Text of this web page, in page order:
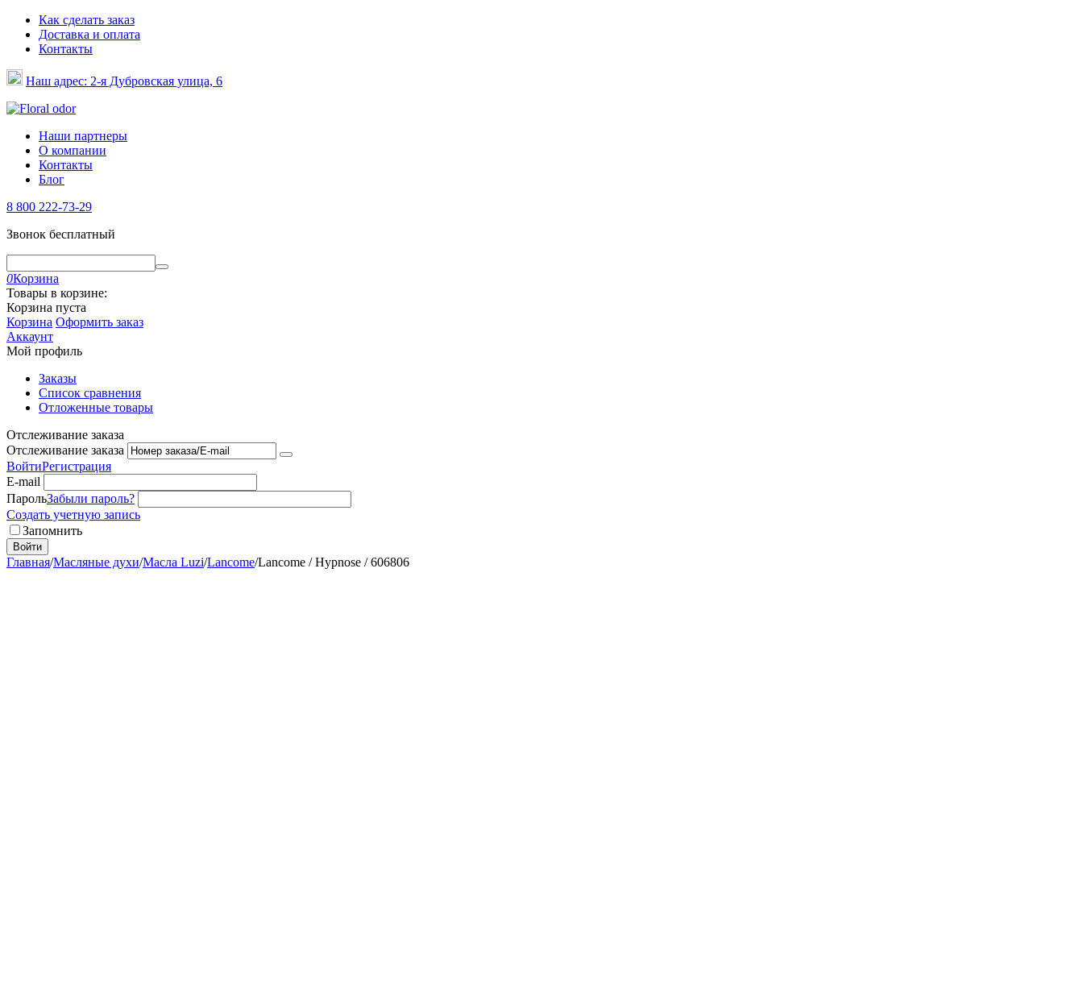
Как сделать заказ
Доставка и оплата
Контакты
Наш адрес: 2-я Дубровская улица, 6
Наши партнеры
О компании
Контакты
Блог
8 800 222-73-29
Звонок бесплатный
0Корзина
Товары в корзине:
Корзина пуста
Корзина Оформить заказ
Аккаунт
Мой профиль
Заказы
Список сравнения
Отложенные товары
Отслеживание заказа
Отслеживание заказа
ВойтиРегистрация
E-mail
ПарольЗабыли пароль?
Создать учетную запись
Запомнить
Войти
Главная/Масляные духи/Масла Luzi/Lancome/Lancome / Hypnose / 606806